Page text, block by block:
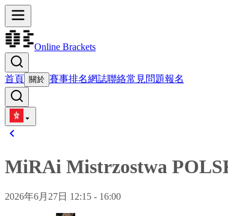
Online Brackets
首頁 關於 賽事排名網誌聯絡常見問題報名
MiRAi Mistrzostwa
2026年6月27日 12:15 - 16:00